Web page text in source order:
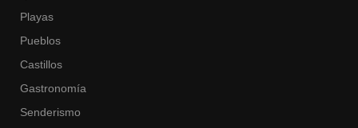
Playas
Pueblos
Castillos
Gastronomía
Senderismo